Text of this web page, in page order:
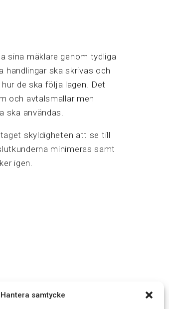
Hantera samtycke
sina mäklare genom tydliga
handlingar ska skrivas och
de ska följa lagen. Det
och avtalsmallar men
ska användas.
skyldigheten att se till
minimeras samt
igen.